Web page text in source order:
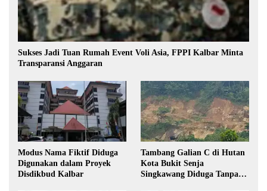
Sukses Jadi Tuan Rumah Event Voli Asia, FPPI Kalbar Minta
Transparansi Anggaran
Modus Nama Fiktif Diduga
Digunakan dalam Proyek
Disdikbud Kalbar
Tambang Galian C di Hutan
Kota Bukit Senja
Singkawang Diduga Tanpa